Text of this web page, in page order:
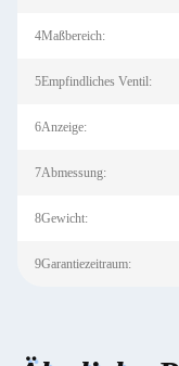
4Maßbereich:
5Empfindliches Ventil:
6Anzeige:
7Abmessung:
8Gewicht:
9Garantiezeitraum: